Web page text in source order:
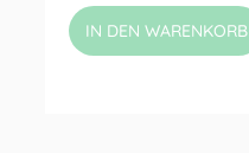
IN DEN WARENKORB